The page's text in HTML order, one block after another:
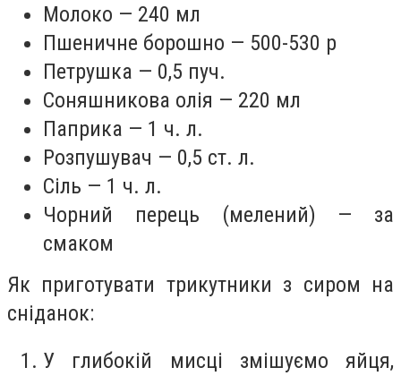
Молоко — 240 мл
Пшеничне борошно — 500-530 р
Петрушка — 0,5 пуч.
Соняшникова олія — 220 мл
Паприка — 1 ч. л.
Розпушувач — 0,5 ст. л.
Сіль — 1 ч. л.
Чорний перець (мелений) — за
смаком
Як приготувати трикутники з сиром на
сніданок:
У глибокій мисці змішуємо яйця,